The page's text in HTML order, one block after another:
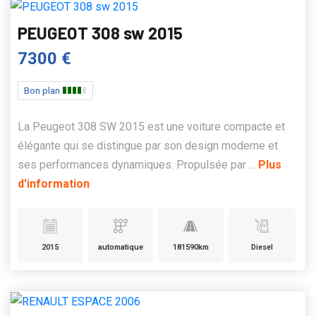
PEUGEOT 308 sw 2015
7300 €
Bon plan
La Peugeot 308 SW 2015 est une voiture compacte et
élégante qui se distingue par son design moderne et
ses performances dynamiques. Propulsée par ... Plus
d'information
2015 automatique 181590km Diesel